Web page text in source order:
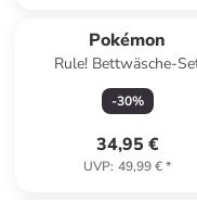
Pokémon
Rule! Bettwäsche-
140×200cm, 70×90 cm
Mikrofaser
-30%
34,95 €
UVP: 49,99 €*